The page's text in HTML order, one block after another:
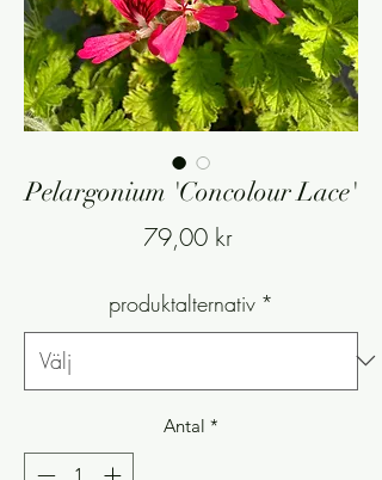
Pelargonium 'Concolour Lace'
79,00 krPris
produktalternativ *
Antal *